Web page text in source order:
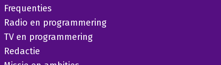
Frequenties
Radio en programmering
TV en programmering
Redactie